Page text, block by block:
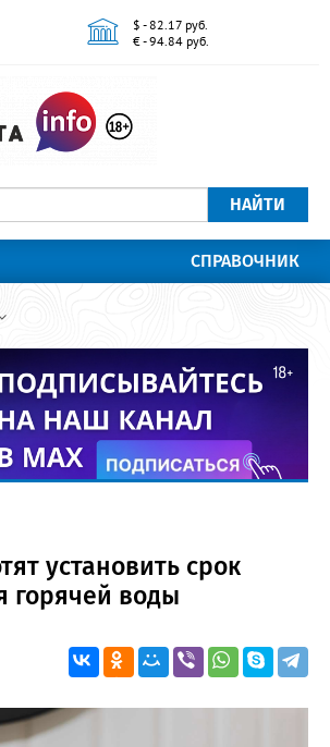
$ - 82.17 руб.
€ - 94.84 руб.
НАЙТИ
СПРАВОЧНИК
установить срок
горячей воды